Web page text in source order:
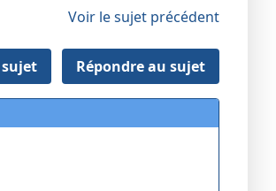
Voir le sujet précédent
Répondre au sujet